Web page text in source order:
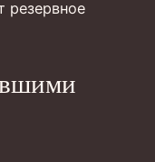
резервное